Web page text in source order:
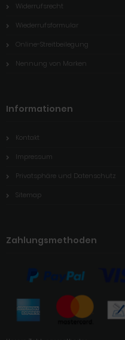
Widerrufsrecht
Wiederrufsformular
Online-Streitbeilegung
Nennung von Marken
Informationen
Kontakt
Impressum
Privatsphäre und Datenschutz
Sitemap
Zahlungsmethoden